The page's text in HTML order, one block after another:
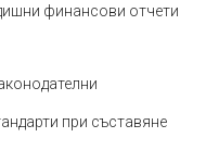
финансови отчети
при съставяне